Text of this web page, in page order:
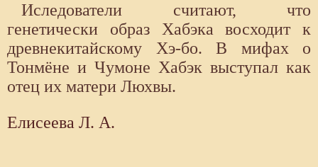
Иследователи считают, что
генетически образ Хабэка восходит к
древнекитайскому Хэ-бо. В мифах о
Тонмёне и Чумоне Xабэк выступал как
отец их матери Люхвы.
Елисеева Л. А.